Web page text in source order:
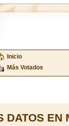
Inicio
Más Votados
DATOS EN